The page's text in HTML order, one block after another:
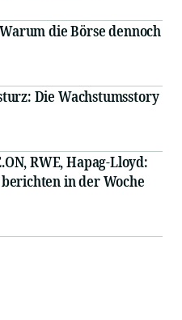
die Börse dennoch
Die Wachstumsstory
RWE, Hapag-Lloyd:
in der Woche